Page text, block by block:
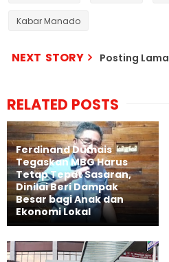
Kabar Manado
NEXT STORY Posting Lama
RELATED POSTS
Ferdinand Dumais
Tegaskan MBG Harus
Tetap Tepat Sasaran,
Dinilai Beri Dampak
Besar bagi Anak dan
Ekonomi Lokal